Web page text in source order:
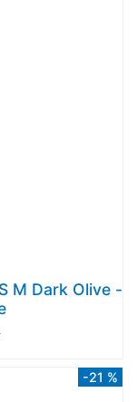
M Dark Olive -
-21 %